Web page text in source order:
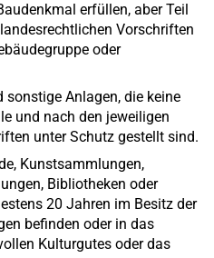
erfüllen, aber Teil
Vorschriften
oder
Anlagen, die keine
und nach den jeweiligen
unter Schutz gestellt sind.
Kunstsammlungen,
Bibliotheken oder
20 Jahren im Besitz der
befinden oder in das
Kulturgutes oder das